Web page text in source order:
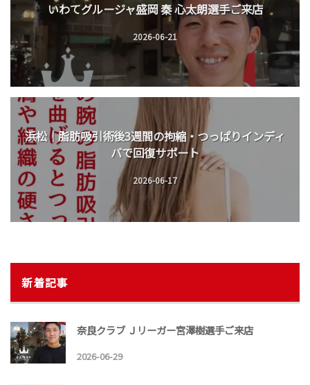
いわてグルージャ盛岡 秦 心太朗選手ご来店
2026-06-21
浜松｜脂肪吸引術後3週間の拘縮・つっぱりインディ
バで回復サポート
2026-06-17
新着記事
奈良クラブ Ｊリーガー宮澤樹選手ご来店
2026-06-29